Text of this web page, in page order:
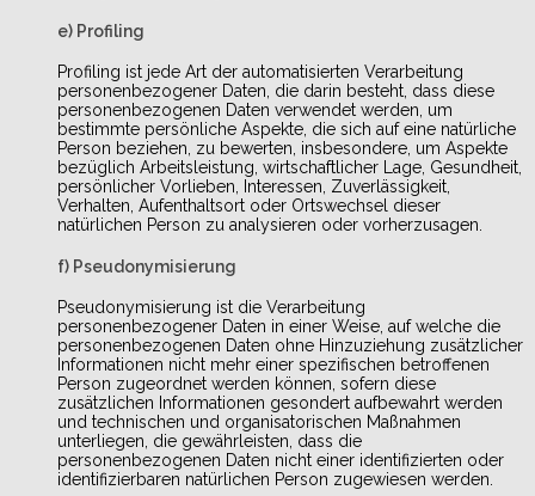
e) Profiling
Profiling ist jede Art der automatisierten Verarbeitung
personenbezogener Daten, die darin besteht, dass diese
personenbezogenen Daten verwendet werden, um
bestimmte persönliche Aspekte, die sich auf eine natürliche
Person beziehen, zu bewerten, insbesondere, um Aspekte
bezüglich Arbeitsleistung, wirtschaftlicher Lage, Gesundheit,
persönlicher Vorlieben, Interessen, Zuverlässigkeit,
Verhalten, Aufenthaltsort oder Ortswechsel dieser
natürlichen Person zu analysieren oder vorherzusagen.
f) Pseudonymisierung
Pseudonymisierung ist die Verarbeitung
personenbezogener Daten in einer Weise, auf welche die
personenbezogenen Daten ohne Hinzuziehung zusätzlicher
Informationen nicht mehr einer spezifischen betroffenen
Person zugeordnet werden können, sofern diese
zusätzlichen Informationen gesondert aufbewahrt werden
und technischen und organisatorischen Maßnahmen
unterliegen, die gewährleisten, dass die
personenbezogenen Daten nicht einer identifizierten oder
identifizierbaren natürlichen Person zugewiesen werden.